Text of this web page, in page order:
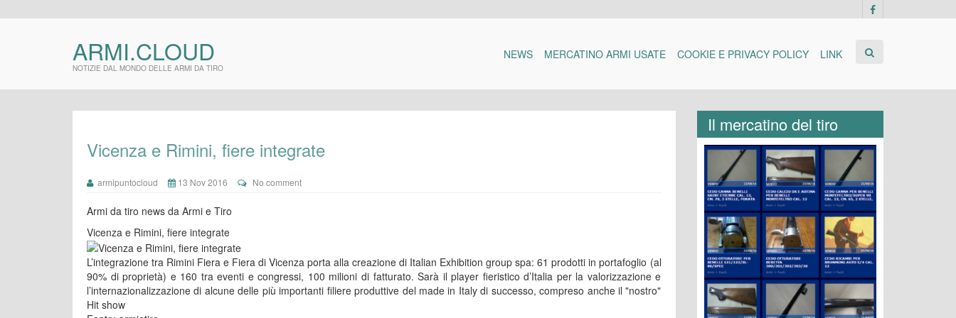
ARMI.CLOUD
NOTIZIE DAL MONDO DELLE ARMI DA TIRO
NEWS MERCATINO ARMI USATE COOKIE E PRIVACY POLICY LINK
Vicenza e Rimini, fiere integrate
armipuntocloud 13 Nov 2016 No comment
Armi da tiro news da Armi e Tiro
Vicenza e Rimini, fiere integrate
L’integrazione tra Rimini Fiera e Fiera di Vicenza porta alla creazione di Italian Exhibition group spa: 61 prodotti in portafoglio (al
90% di proprietà) e 160 tra eventi e congressi, 100 milioni di fatturato. Sarà il player fieristico d’Italia per la valorizzazione e
l’internazionalizzazione di alcune delle più importanti filiere produttive del made in Italy di successo, compreso anche il "nostro"
Hit show
Il mercatino del tiro